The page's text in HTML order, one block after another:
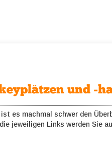
und -
es machmal schwer den
jeweiligen Links werden Sie